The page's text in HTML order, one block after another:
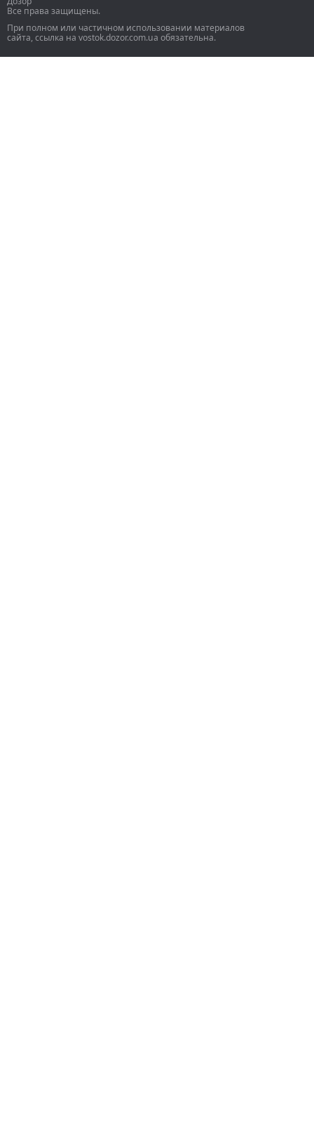
Все права защищены.
При полном или частичном использовании материалов
сайта, ссылка на vostok.dozor.com.ua обязательна.